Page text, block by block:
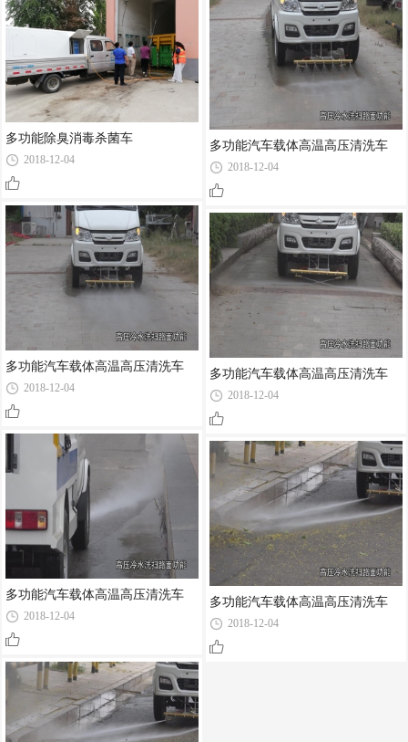
多功能除臭消毒杀菌车
2018-12-04
多功能汽车载体高温高压清洗车
2018-12-04
多功能汽车载体高温高压清洗车
2018-12-04
多功能汽车载体高温高压清洗车
2018-12-04
多功能汽车载体高温高压清洗车
2018-12-04
多功能汽车载体高温高压清洗车
2018-12-04